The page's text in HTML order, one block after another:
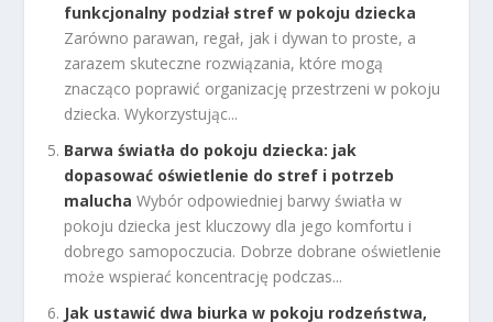
funkcjonalny podział stref w pokoju dziecka
Zarówno parawan, regał, jak i dywan to proste, a
zarazem skuteczne rozwiązania, które mogą
znacząco poprawić organizację przestrzeni w pokoju
dziecka. Wykorzystując...
Barwa światła do pokoju dziecka: jak
dopasować oświetlenie do stref i potrzeb
malucha Wybór odpowiedniej barwy światła w
pokoju dziecka jest kluczowy dla jego komfortu i
dobrego samopoczucia. Dobrze dobrane oświetlenie
może wspierać koncentrację podczas...
Jak ustawić dwa biurka w pokoju rodzeństwa,